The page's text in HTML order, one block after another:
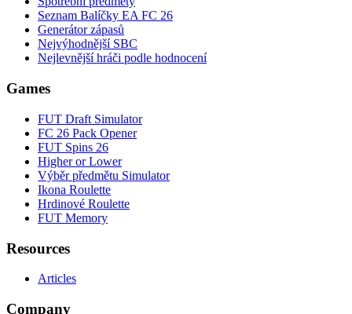
Seznam Balíčky EA FC 26
Generátor zápasů
Nejvýhodnější SBC
Nejlevnější hráči podle hodnocení
Games
FUT Draft Simulator
FC 26 Pack Opener
FUT Spins 26
Higher or Lower
Výběr předmětu Simulator
Ikona Roulette
Hrdinové Roulette
FUT Memory
Resources
Articles
Company